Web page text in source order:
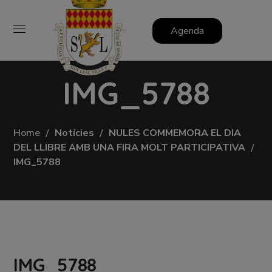
Agenda
IMG_5788
Home Notícies
NULES COMMEMORA EL DIA
DEL LLIBRE AMB UNA FIRA MOLT PARTICIPATIVA
IMG_5788
IMG_5788